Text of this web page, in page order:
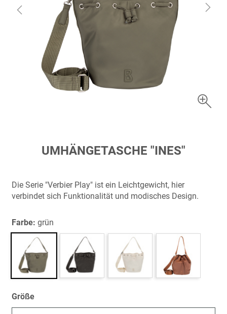
springen
UMHÄNGETASCHE "INES"
Die Serie "Verbier Play" ist ein Leichtgewicht, hier
verbindet sich Funktionalität und modisches Design.
Farbe: grün
Größe